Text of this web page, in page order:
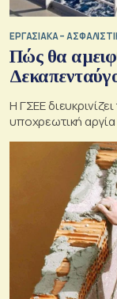
ΕΡΓΑΣΙΑΚΑ –
Πώς θα
Η ΓΣΕΕ
υποχρεωτική